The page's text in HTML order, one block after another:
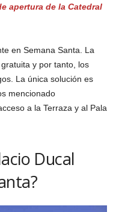
apertura de la Catedral
en Semana Santa. La
y por tanto, los
La única solución es
mencionado
a la Terraza y al Pala
Ducal